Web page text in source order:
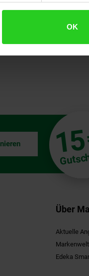
OK
15
Über
Aktuelle
Markenwelt
Edeka